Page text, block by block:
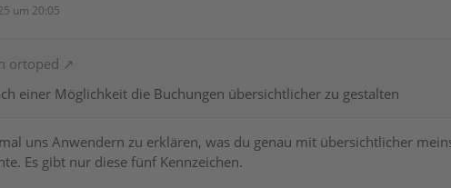
um 20:05
ortoped
einer Möglichkeit die Buchungen übersichtlicher zu gestalten
uns Anwendern zu erklären, was du genau mit übersichtlicher
Es gibt nur diese fünf Kennzeichen.